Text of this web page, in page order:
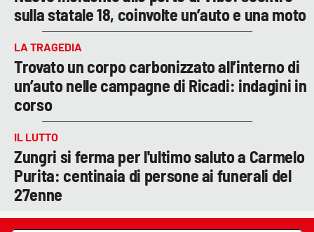
sulla statale 18, coinvolte un’auto e una moto
LA TRAGEDIA
Trovato un corpo carbonizzato all’interno di
un’auto nelle campagne di Ricadi: indagini in
corso
IL LUTTO
Zungri si ferma per l'ultimo saluto a Carmelo
Purita: centinaia di persone ai funerali del
27enne